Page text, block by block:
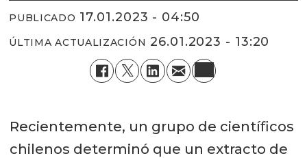
PUBLICADO 17.01.2023 - 04:50
ÚLTIMA ACTUALIZACIÓN 26.01.2023 - 13:20
Recientemente, un grupo de científicos
chilenos determinó que un extracto de